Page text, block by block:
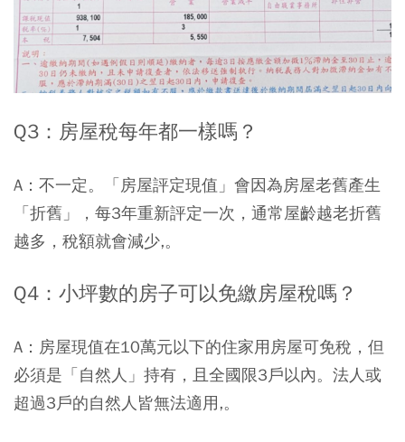
Q3：房屋稅每年都一樣嗎？
A：不一定。「房屋評定現值」會因為房屋老舊產生
「折舊」，每3年重新評定一次，通常屋齡越老折舊
越多，稅額就會減少,。
Q4：小坪數的房子可以免繳房屋稅嗎？
A：房屋現值在10萬元以下的住家用房屋可免稅，但
必須是「自然人」持有，且全國限3戶以內。法人或
超過3戶的自然人皆無法適用,。